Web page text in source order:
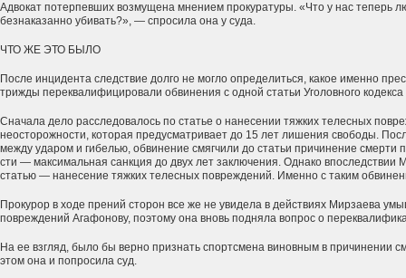
Адвокат потерпевших возмущена мнением прокуратуры. «Что у нас теперь
безнаказанно убивать?», — спросила она у суда.
ЧТО ЖЕ ЭТО БЫЛО
После инцидента следствие долго не могло определиться, какое именно
трижды переквалифицировали обвинения с одной статьи Уголовного
Сначала дело расследовалось по статье о нанесении тяжких телесных
неосторожности, которая предусматривает до 15 лет лишения свободы.
между ударом и гибелью, обвинение смягчили до статьи причинение смерти
сти — максимальная санкция до двух лет заключения. Однако впоследствии
статью — нанесение тяжких телесных повреждений. Именно с таким
Прокурор в ходе прений сторон все же не увидела в действиях Мирзаева
повреждений Агафонову, поэтому она вновь подняла вопрос о
На ее взгляд, было бы верно признать спортсмена виновным в причинении
этом она и попросила суд.